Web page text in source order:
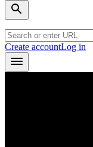
Create accountLog in